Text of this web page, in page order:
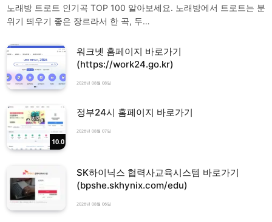
노래방 트로트 인기곡 TOP 100 알아보세요. 노래방에서 트로트는 분
위기 띄우기 좋은 장르라서 한 곡, 두…
워크넷 홈페이지 바로가기
(https://work24.go.kr)
2026년 08월 08일
10.0
정부24시 홈페이지 바로가기
2026년 08월 07일
SK하이닉스 협력사교육시스템 바로가기
(bpshe.skhynix.com/edu)
2026년 08월 06일